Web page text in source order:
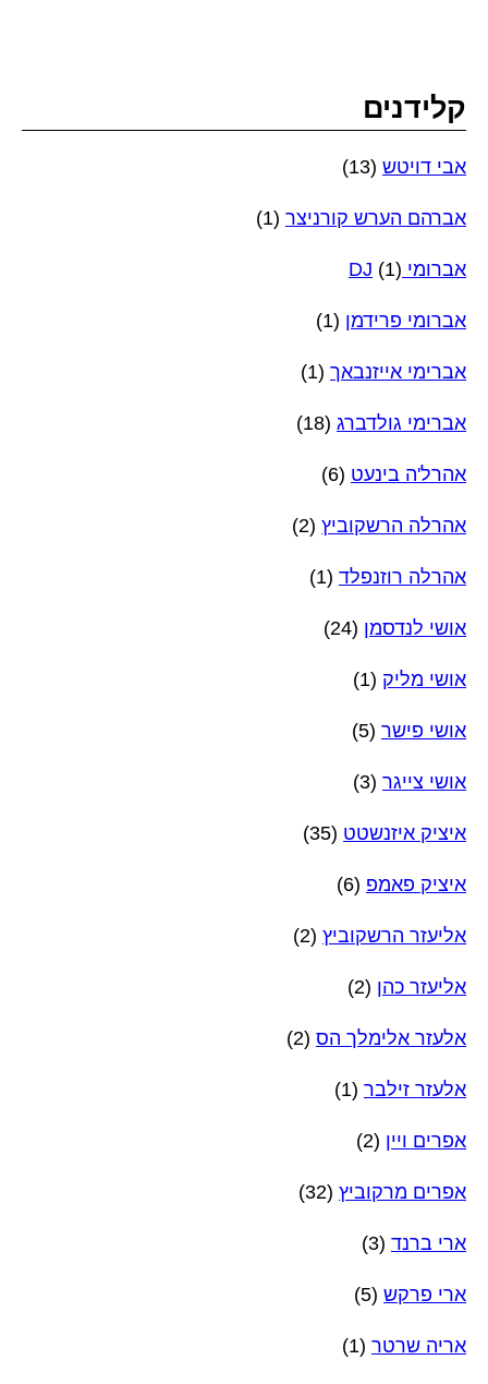
קלידנים
אבי דויטש (13)
אברהם הערש קורניצר (1)
אברומי DJ (1)
אברומי פרידמן (1)
אברימי אייזנבאך (1)
אברימי גולדברג (18)
אהרל'ה בינעט (6)
אהרלה הרשקוביץ (2)
אהרלה רוזנפלד (1)
אושי לנדסמן (24)
אושי מליק (1)
אושי פישר (5)
אושי צייגר (3)
איציק איזנשטט (35)
איציק פאמפ (6)
אליעזר הרשקוביץ (2)
אליעזר כהן (2)
אלעזר אלימלך הס (2)
אלעזר זילבר (1)
אפרים ויין (2)
אפרים מרקוביץ (32)
ארי ברנד (3)
ארי פרקש (5)
אריה שרטר (1)